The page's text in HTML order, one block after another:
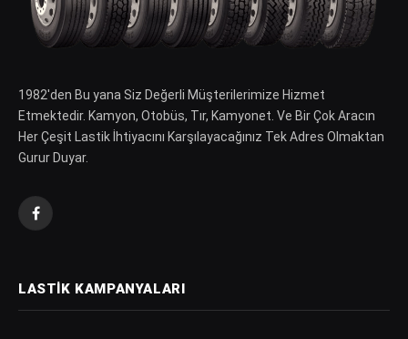
1982′den Bu yana Siz Değerli Müşterilerimize Hizmet
Etmektedir. Kamyon, Otobüs, Tır, Kamyonet. Ve Bir Çok Aracın
Her Çeşit Lastik İhtiyacını Karşılayacağınız Tek Adres Olmaktan
Gurur Duyar.
Facebook
LASTIK KAMPANYALARI